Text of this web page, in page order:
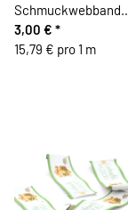
Schmuckwebband
WEIHNACHTSOVALE,
Acufactum
3,00 € *
15,79 € pro 1 m